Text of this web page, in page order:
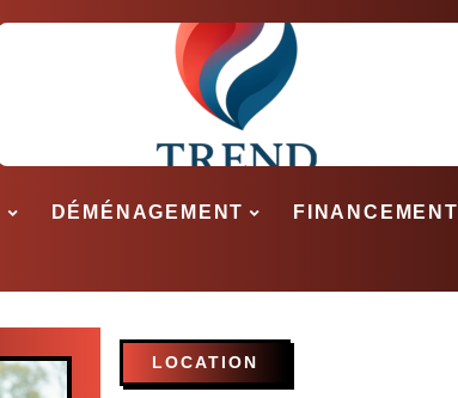
DÉMÉNAGEMENT FINANCEMENT
LOCATION